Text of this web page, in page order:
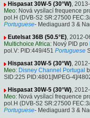
Hispasat 30W-5 (30°W),
Meo: Nová vysílací frequence
pol.H (DVB-S2 SR:27500
Portuguese- Mediaguard 3 &
Eutelsat 36B (50.5°E), 2012-
Multichoice Africa: Nový PID pro
pol.V: PID:449/451 Portuguese
Hispasat 30W-5 (30°W),
Meo: Disney Channel Portugal
SID:225 PID:4801[MPEG-4]/
Hispasat 30W-5 (30°W),
Meo: Nová vysílací frequence
pol.H (DVB-S2 SR:27500
Portuguese- Mediaguard 3 &